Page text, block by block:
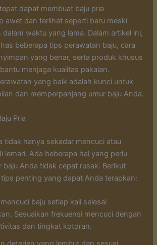
dapat membuat baju pria
awet dan terlihat seperti baru meski
waktu yang lama. Dalam artikel ini,
beberapa tips perawatan baju, cara
yang benar, serta produk khusus
menjaga kualitas pakaian.
yang baik adalah kunci untuk
dan memperpanjang umur baju Anda.
Pria
tidak hanya sekadar mencuci atau
lemari. Ada beberapa hal yang perlu
baju Anda tidak cepat rusak. Berikut
penting yang dapat Anda terapkan:
baju setiap kali selesai
Sesuaikan frekuensi mencuci dengan
dan tingkat kotoran.